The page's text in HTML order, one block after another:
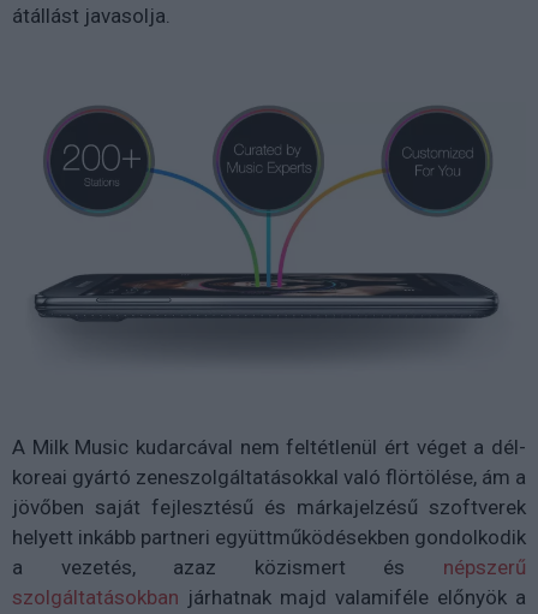
átállást javasolja.
A Milk Music kudarcával nem feltétlenül ért véget a dél-
koreai gyártó zeneszolgáltatásokkal való flörtölése, ám a
jövőben saját fejlesztésű és márkajelzésű szoftverek
helyett inkább partneri együttműködésekben gondolkodik
a vezetés, azaz közismert és népszerű
szolgáltatásokban járhatnak majd valamiféle előnyök a